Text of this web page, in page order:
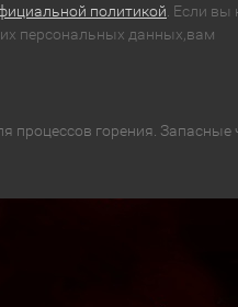
политикой . Если вы
персональных данных,вам
процессов горения. Запасные